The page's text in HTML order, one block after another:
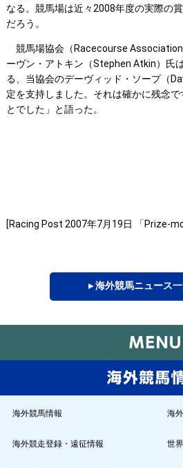
なる。競馬場は近々2008年度の実際の
だろう。
競馬場協会（Racecourse Association
ーヴン・アトキン（Stephen Atkin）氏
る、当協会のデーヴィッド・ソープ（
定を支持しました。それは確かに残念
とでした」と語った。
[Racing Post 2007年7月19日 「Prize-
▸ 海外競馬ニュース
海外競馬情報 海
海外競走登録・遠征情報 世